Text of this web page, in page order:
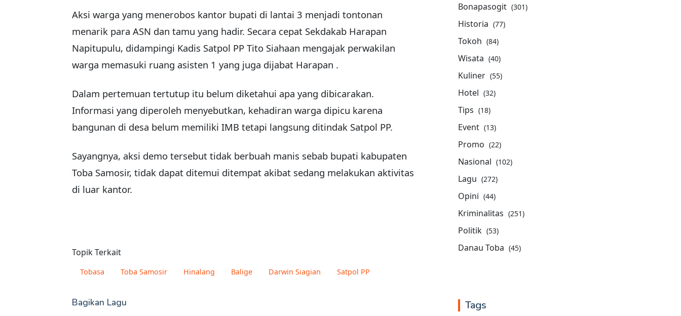
Aksi warga yang menerobos kantor bupati di lantai 3 menjadi tontonan
menarik para ASN dan tamu yang hadir. Secara cepat Sekdakab Harapan
Napitupulu, didampingi Kadis Satpol PP Tito Siahaan mengajak perwakilan
warga memasuki ruang asisten 1 yang juga dijabat Harapan .
Dalam pertemuan tertutup itu belum diketahui apa yang dibicarakan.
Informasi yang diperoleh menyebutkan, kehadiran warga dipicu karena
bangunan di desa belum memiliki IMB tetapi langsung ditindak Satpol PP.
Sayangnya, aksi demo tersebut tidak berbuah manis sebab bupati kabupaten
Toba Samosir, tidak dapat ditemui ditempat akibat sedang melakukan aktivitas
di luar kantor.
Topik Terkait
Tobasa Toba Samosir Hinalang Balige Darwin Siagian Satpol PP
Bagikan Lagu
Bonapasogit (301)
Historia (77)
Tokoh (84)
Wisata (40)
Kuliner (55)
Hotel (32)
Tips (18)
Event (13)
Promo (22)
Nasional (102)
Lagu (272)
Opini (44)
Kriminalitas (251)
Politik (53)
Danau Toba (45)
Tags